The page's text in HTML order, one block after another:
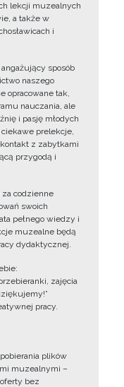
lekcji muzealnych
a także w
i
sposób
naszego
opracowane tak,
nauczania, ale
i pasję młodych
prelekcje,
z zabytkami
przygodą i
codzienne
swoich
pełnego wiedzy i
muzealne będą
dydaktycznej.
zajęcia
pracy.
plików
muzealnymi –
bez